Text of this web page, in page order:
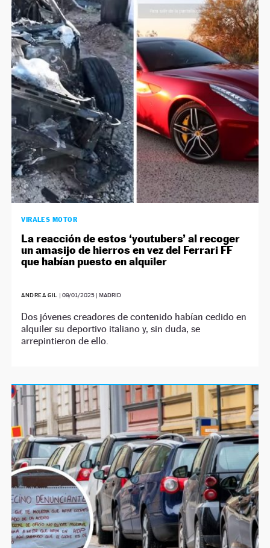
VIRALES MOTOR
La reacción de estos ‘youtubers’ al recoger
un amasijo de hierros en vez del Ferrari FF
que habían puesto en alquiler
ANDREA GIL | 09/01/2025| MADRID
Dos jóvenes creadores de contenido habían cedido en
alquiler su deportivo italiano y, sin duda, se
arrepintieron de ello.